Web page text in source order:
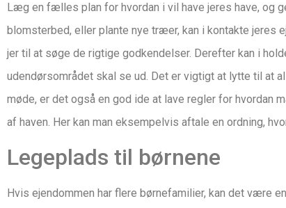
Læg en fælles plan for hvordan i vil have jeres have, og
blomsterbed, eller plante nye træer, kan i kontakte
jer til at søge de rigtige godkendelser. Derefter kan i
udendørsområdet skal se ud. Det er vigtigt at lytte til at
møde, er det også en god ide at lave regler for hvordan
af haven. Her kan man eksempelvis aftale en ordning,
Legeplads til børnene
Hvis ejendommen har flere børnefamilier, kan det være